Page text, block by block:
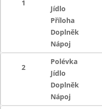
1
Jídlo
Příloha
Doplněk
Nápoj
2
Polévka
Jídlo
Doplněk
Nápoj